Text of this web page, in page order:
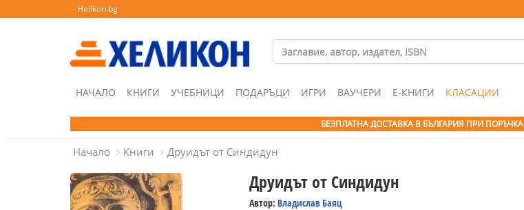
Helikon.bg
НАЧАЛО КНИГИ УЧЕБНИЦИ ПОДАРЪЦИ ИГРИ ВАУЧЕРИ Е-КНИГИ КЛАСАЦИИ
БЕЗПЛАТНА ДОСТАВКА В БЪЛГАРИЯ ПРИ ПОРЪЧКА
Начало Книги Друидът от Синдидун
Друидът от Синдидун
Автор: Владислав Баяц